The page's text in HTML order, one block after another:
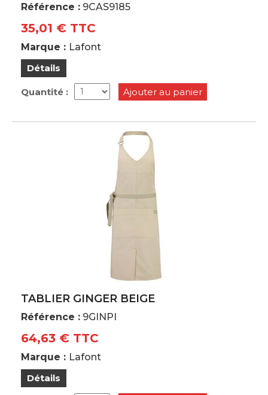
Référence : 9CAS9185
35,01 € TTC
Marque : Lafont
Détails
Quantité : Ajouter au panier
TABLIER GINGER BEIGE
Référence : 9GINPI
64,63 € TTC
Marque : Lafont
Détails